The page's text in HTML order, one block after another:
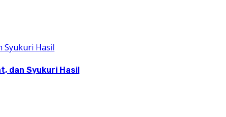
dan Syukuri Hasil